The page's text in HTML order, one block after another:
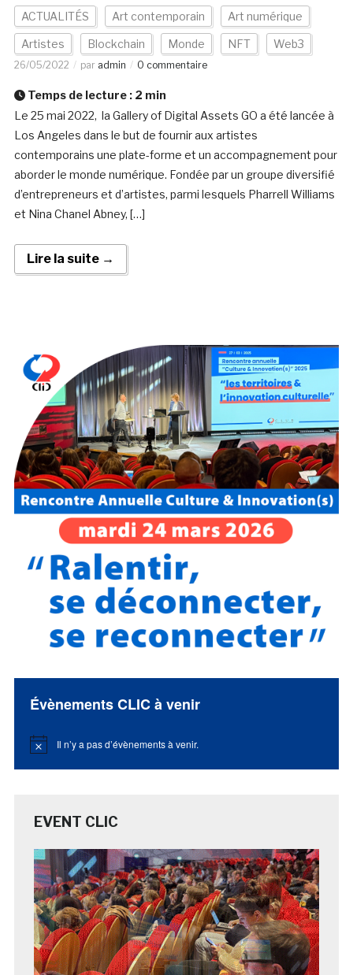
ACTUALITÉS Art contemporain Art numérique
Artistes Blockchain Monde NFT Web3
26/05/2022 par admin 0 commentaire
Temps de lecture : 2 min
Le 25 mai 2022, la Gallery of Digital Assets GO a été lancée à
Los Angeles dans le but de fournir aux artistes
contemporains une plate-forme et un accompagnement pour
aborder le monde numérique. Fondée par un groupe diversifié
d’entrepreneurs et d’artistes, parmi lesquels Pharrell Williams
et Nina Chanel Abney, […]
Lire la suite →
Évènements CLIC à venir
Notice Il n’y a pas d’évènements à venir.
EVENT CLIC